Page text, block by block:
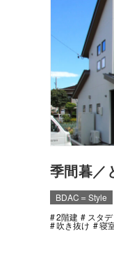
季間暮／
BDAC＝Style
2階建
スタ
吹き抜け 寝